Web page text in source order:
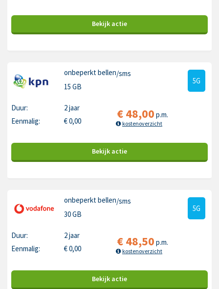
Bekijk actie
onbeperkt bellen/sms
15 GB
5G
Duur:
2 jaar
Eenmalig:
€0,00 €48,00 p.m.
kostenoverzicht
Bekijk actie
onbeperkt bellen/sms
30 GB
5G
Duur:
2 jaar
Eenmalig:
€0,00 €48,50 p.m.
kostenoverzicht
Bekijk actie